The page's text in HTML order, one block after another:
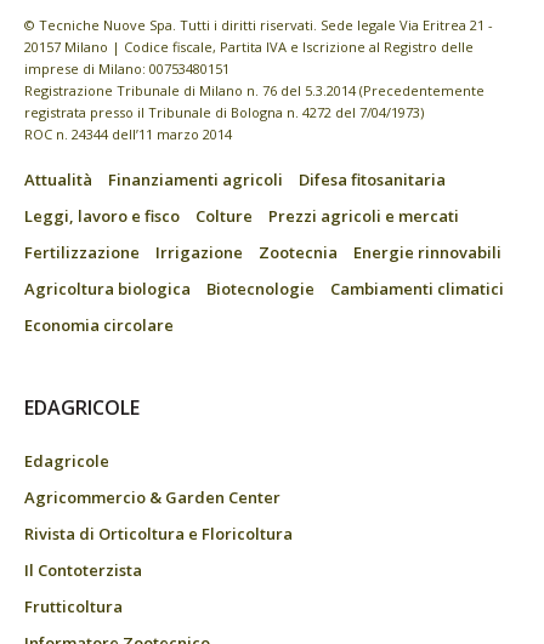
© Tecniche Nuove Spa. Tutti i diritti riservati. Sede legale Via Eritrea 21 -
20157 Milano | Codice fiscale, Partita IVA e Iscrizione al Registro delle
imprese di Milano: 00753480151
Registrazione Tribunale di Milano n. 76 del 5.3.2014 (Precedentemente
registrata presso il Tribunale di Bologna n. 4272 del 7/04/1973)
ROC n. 24344 dell’11 marzo 2014
Attualità Finanziamenti agricoli
Difesa fitosanitaria
Leggi, lavoro e fisco
Colture
Prezzi agricoli e mercati
Fertilizzazione
Irrigazione Zootecnia
Energie rinnovabili
Agricoltura biologica
Biotecnologie
Cambiamenti climatici
Economia circolare
EDAGRICOLE
Edagricole
Agricommercio & Garden Center
Rivista di Orticoltura e Floricoltura
Il Contoterzista
Frutticoltura